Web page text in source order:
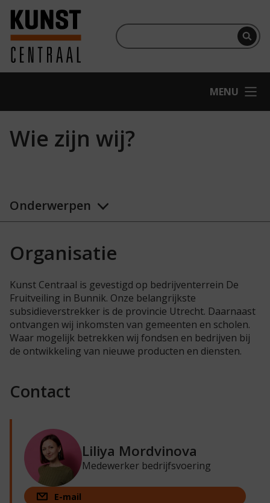
Ga naar hoofdinhoud
Terug naar homepage
OPEN
MENU
Wie zijn wij?
Onderwerpen
Organisatie
Kunst Centraal is gevestigd op bedrijventerrein De
Fruitveiling in Bunnik. Onze belangrijkste
subsidieverstrekker is de provincie Utrecht. Daarnaast
ontvangen wij inkomsten van gemeenten en scholen.
Waar mogelijk betrekken wij fondsen en bedrijven bij
de ontwikkeling van nieuwe producten en diensten.
Contact
Liliya Mordvinova
Medewerker bedrijfsvoering
E-mail